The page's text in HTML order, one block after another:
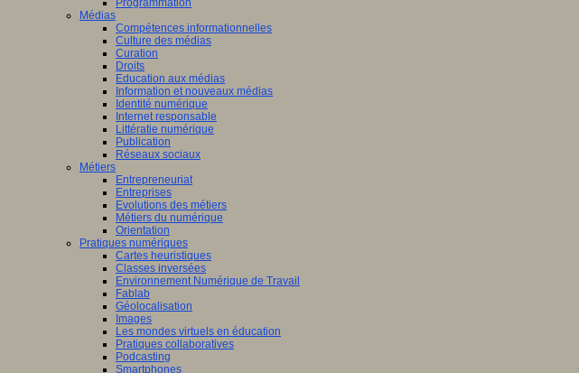
Programmation
Médias
Compétences informationnelles
Culture des médias
Curation
Droits
Education aux médias
Information et nouveaux médias
Identité numérique
Internet responsable
Littératie numérique
Publication
Réseaux sociaux
Métiers
Entrepreneuriat
Entreprises
Evolutions des métiers
Métiers du numérique
Orientation
Pratiques numériques
Cartes heuristiques
Classes inversées
Environnement Numérique de Travail
Fablab
Géolocalisation
Images
Les mondes virtuels en éducation
Pratiques collaboratives
Podcasting
Smartphones